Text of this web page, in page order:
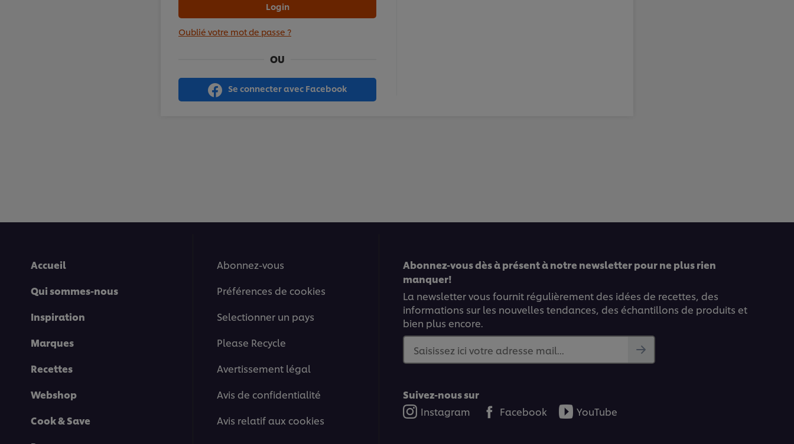
Login
Oublié votre mot de passe ?
OU
Se connecter avec Facebook
Accueil
Qui sommes-nous
Inspiration
Marques
Recettes
Webshop
Cook & Save
Abonnez-vous
Préférences de cookies
Selectionner un pays
Please Recycle
Avertissement légal
Avis de confidentialité
Avis relatif aux cookies
Abonnez-vous dès à présent à notre newsletter pour ne plus rien
manquer!
La newsletter vous fournit régulièrement des idées de recettes, des
informations sur les nouvelles tendances, des échantillons de produits et
bien plus encore.
Saisissez ici votre adresse mail...
Suivez-nous sur
Instagram
Facebook YouTube